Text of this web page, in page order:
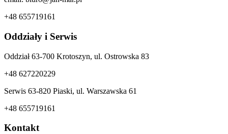
+48 655719161
Oddziały i Serwis
Oddział 63-700 Krotoszyn, ul. Ostrowska 83
+48 627220229
Serwis 63-820 Piaski, ul. Warszawska 61
+48 655719161
Kontakt